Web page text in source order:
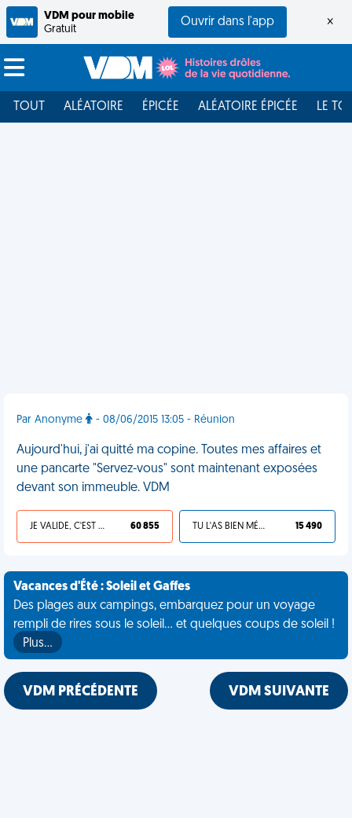
VDM pour mobile
Gratuit
Ouvrir dans l'app ×
TOUT ALÉATOIRE ÉPICÉE ALÉATOIRE ÉPICÉE LE
Par Anonyme - 08/06/2015 13:05 - Réunion
Aujourd'hui, j'ai quitté ma copine. Toutes mes affaires et
une pancarte "Servez-vous" sont maintenant exposées
devant son immeuble. VDM
JE VALIDE, C'EST UNE VDM 60 855 TU L'AS BIEN MÉRITÉ 15 490
Vacances d'Été : Soleil et Gaffes
Des plages aux campings, embarquez pour un voyage
rempli de rires sous le soleil... et quelques coups de soleil !
Plus…
VDM PRÉCÉDENTE VDM SUIVANTE